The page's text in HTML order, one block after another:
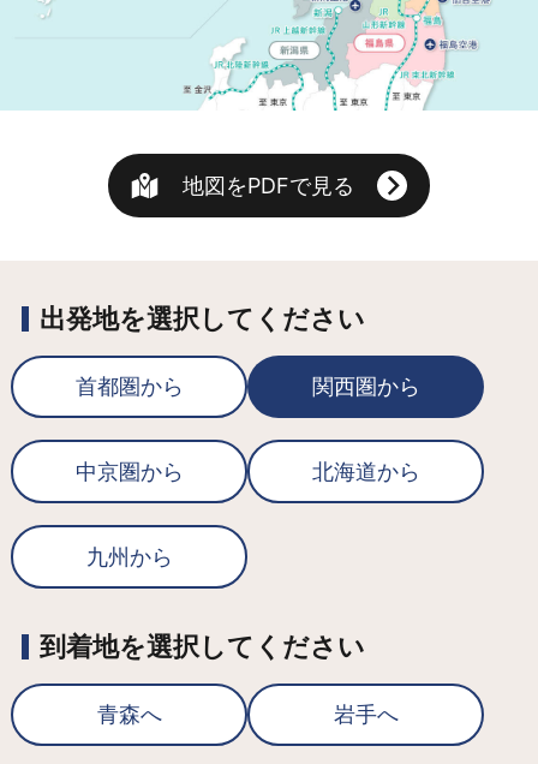
地図をPDFで見る
出発地を選択してください
首都圏から 関西圏から
中京圏から 北海道から
九州から
到着地を選択してください
青森へ 岩手へ